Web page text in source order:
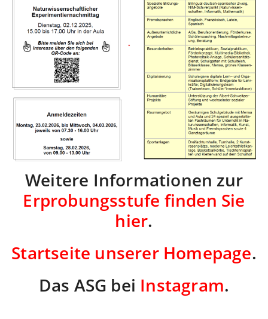
Weitere Informationen zur
Erprobungsstufe finden Sie
hier.
Startseite unserer Homepage.
Das ASG bei Instagram.